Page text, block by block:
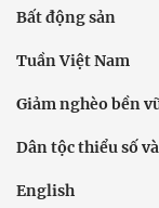
Bất động sản
Tuần Việt Nam
Giảm nghèo bền
Dân tộc thiểu số
English